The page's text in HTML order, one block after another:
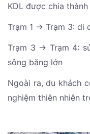
KDL được chia
Trạm 1 → Trạm 3: di
Trạm 3 → Trạm 4:
sông băng lớn
Ngoài ra, du khách
nghiệm thiên nhiên